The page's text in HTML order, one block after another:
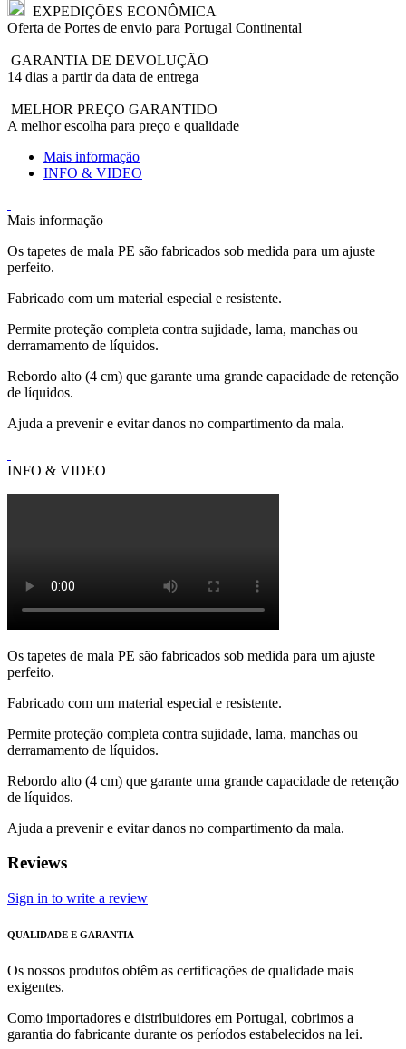
EXPEDIÇÕES ECONÔMICA
Oferta de Portes de envio para Portugal Continental
GARANTIA DE DEVOLUÇÃO
14 dias a partir da data de entrega
MELHOR PREÇO GARANTIDO
A melhor escolha para preço e qualidade
Mais informação
INFO & VIDEO
Mais informação
Os tapetes de mala PE são fabricados sob medida para um ajuste
perfeito.
Fabricado com um material especial e resistente.
Permite proteção completa contra sujidade, lama, manchas ou
derramamento de líquidos.
Rebordo alto (4 cm) que garante uma grande capacidade de retenção
de líquidos.
Ajuda a prevenir e evitar danos no compartimento da mala.
INFO & VIDEO
Os tapetes de mala PE são fabricados sob medida para um ajuste
perfeito.
Fabricado com um material especial e resistente.
Permite proteção completa contra sujidade, lama, manchas ou
derramamento de líquidos.
Rebordo alto (4 cm) que garante uma grande capacidade de retenção
de líquidos.
Ajuda a prevenir e evitar danos no compartimento da mala.
Reviews
Sign in to write a review
QUALIDADE E GARANTIA
Os nossos produtos obtêm as certificações de qualidade mais
exigentes.
Como importadores e distribuidores em Portugal, cobrimos a
garantia do fabricante durante os períodos estabelecidos na lei.